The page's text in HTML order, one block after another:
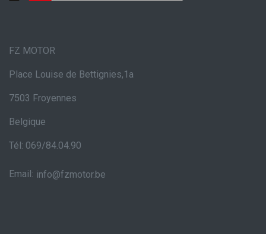
FZ MOTOR
Place Louise de Bettignies,1a
7503 Froyennes
Belgique
Tél: 069/84.04.90
Email: info@fzmotor.be